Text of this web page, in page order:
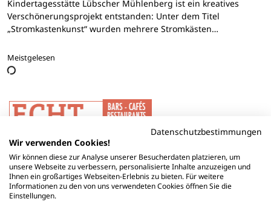
Kindertagesstätte Lübscher Mühlenberg ist ein kreatives
Verschönerungsprojekt entstanden: Unter dem Titel
„Stromkastenkunst“ wurden mehrere Stromkästen…
Meistgelesen
Datenschutzbestimmungen
Wir verwenden Cookies!
Wir können diese zur Analyse unserer Besucherdaten platzieren, um
unsere Webseite zu verbessern, personalisierte Inhalte anzuzeigen und
Ihnen ein großartiges Webseiten-Erlebnis zu bieten. Für weitere
Informationen zu den von uns verwendeten Cookies öffnen Sie die
Einstellungen.